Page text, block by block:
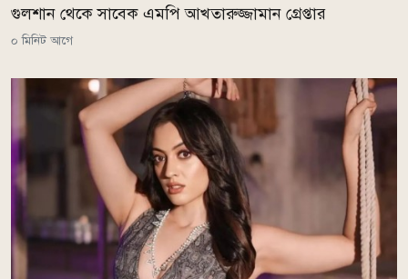
গুলশান থেকে সাবেক এমপি আখতারুজ্জামান গ্রেপ্তার
০ মিনিট আগে